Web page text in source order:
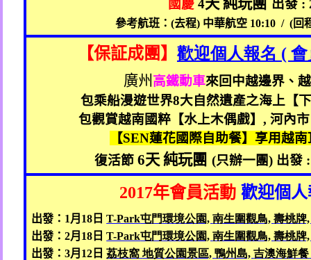
國慶4天 純玩團 出發:
參考航班： (去程) 中華航空10:10 / (回
【保証成團】 歡迎個人報名 ( 會
廣州 高鐵動車來回中越邊界、
包乘船漫遊世界8大自然遺產之海上【
包觀賞越南國粹【水上木偶戲】 , 河內
【SEN蓮花國際自助餐】享用越
復活節 6天 純玩團 (只辦一團) 出發:
2017年會員活動 歡迎個
出發： 1 月 18 日T-Park屯門環境公園,南生圍觀鳥,壽桃牌
出發：2月 18 日T-Park屯門環境公園,南生圍觀鳥,壽桃牌
出發：3月 12 日荔枝窩 地質公園景區,鴨州島,吉澳海鮮餐